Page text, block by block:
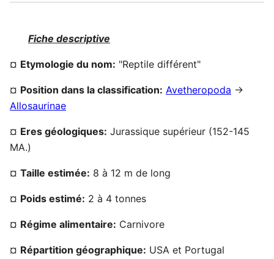
Fiche descriptive
¤ Etymologie du nom: "Reptile différent"
¤ Position dans la classification: Avetheropoda ->
Allosaurinae
¤ Eres géologiques: Jurassique supérieur (152-145
MA.)
¤ Taille estimée: 8 à 12 m de long
¤ Poids estimé: 2 à 4 tonnes
¤ Régime alimentaire: Carnivore
¤ Répartition géographique: USA et Portugal